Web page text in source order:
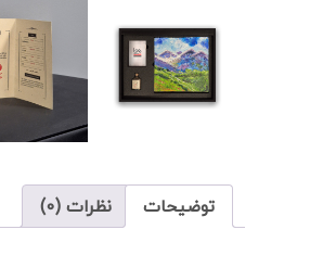
توضیحات نظرات (0)